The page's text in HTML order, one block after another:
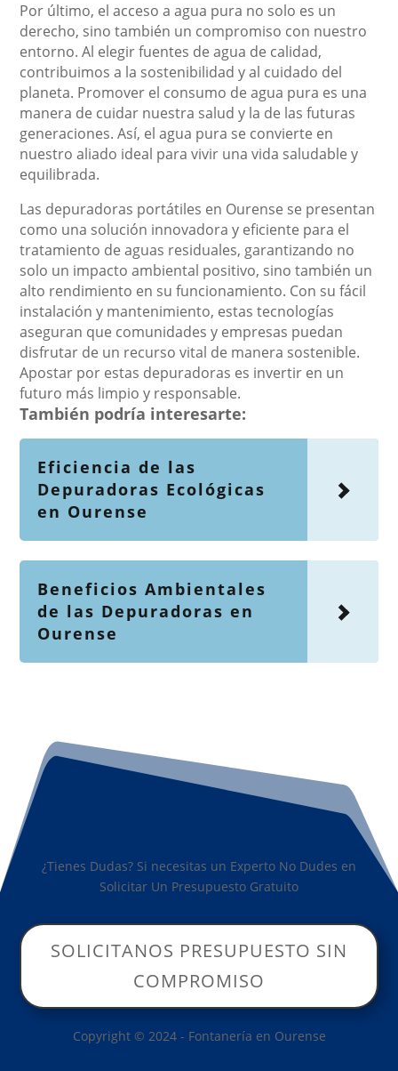
Por último, el acceso a agua pura no solo es un
derecho, sino también un compromiso con nuestro
entorno. Al elegir fuentes de agua de calidad,
contribuimos a la sostenibilidad y al cuidado del
planeta. Promover el consumo de agua pura es una
manera de cuidar nuestra salud y la de las futuras
generaciones. Así, el agua pura se convierte en
nuestro aliado ideal para vivir una vida saludable y
equilibrada.
Las depuradoras portátiles en Ourense se presentan
como una solución innovadora y eficiente para el
tratamiento de aguas residuales, garantizando no
solo un impacto ambiental positivo, sino también un
alto rendimiento en su funcionamiento. Con su fácil
instalación y mantenimiento, estas tecnologías
aseguran que comunidades y empresas puedan
disfrutar de un recurso vital de manera sostenible.
Apostar por estas depuradoras es invertir en un
futuro más limpio y responsable.
También podría interesarte:
Eficiencia de las
Depuradoras Ecológicas
en Ourense
Beneficios Ambientales
de las Depuradoras en
Ourense
¿Tienes Dudas? Si necesitas un Experto No Dudes en
Solicitar Un Presupuesto Gratuito
SOLICITANOS PRESUPUESTO SIN
COMPROMISO
Copyright © 2024 - Fontanería en Ourense